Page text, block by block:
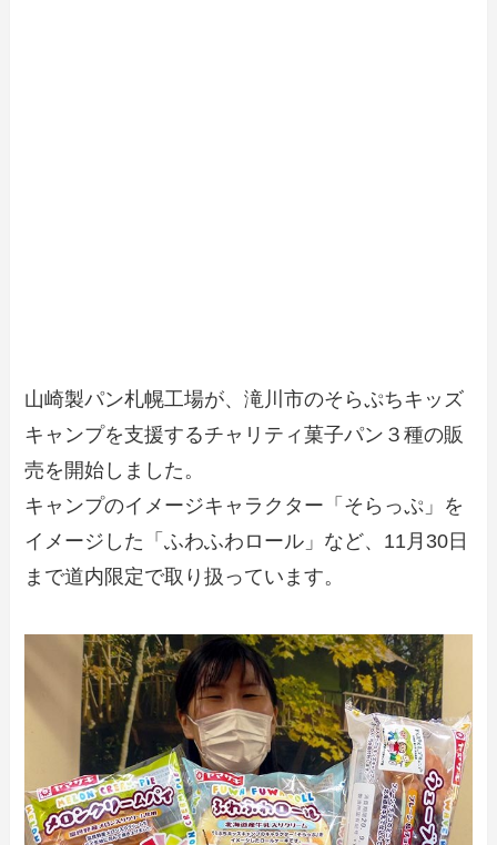
山崎製パン札幌工場が、滝川市のそらぷちキッズ
キャンプを支援するチャリティ菓子パン３種の販
売を開始しました。
キャンプのイメージキャラクター「そらっぷ」を
イメージした「ふわふわロール」など、11月30日
まで道内限定で取り扱っています。